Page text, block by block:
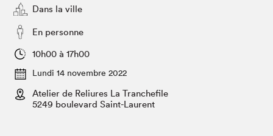
Espace médias
Espace exposant⋅e⋅s
Club de lecture Braindate
Planifier sa visite
Nous connaître
Projets partenaires 2022
Archives
Dans la ville
En personne
10h00 à 17h00
Lundi 14 novembre 2022
Atelier de Reliures La Tranchefile
5249 boulevard Saint-Laurent